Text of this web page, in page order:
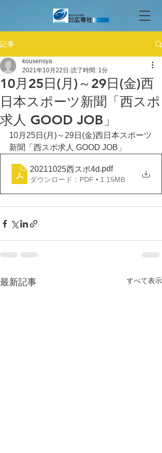
記事
10月25日(月)～29日(金)西
日本スポーツ新聞「西スポ
求人 GOOD JOB」
kousensya
2021年10月22日 読了時間: 1分
10月25日(月)～29日(金)西日本スポーツ
新聞「西スポ求人 GOOD JOB」
20211025西スポ4d.pdf
ダウンロード：PDF • 1.15MB
最新記事 すべて表示